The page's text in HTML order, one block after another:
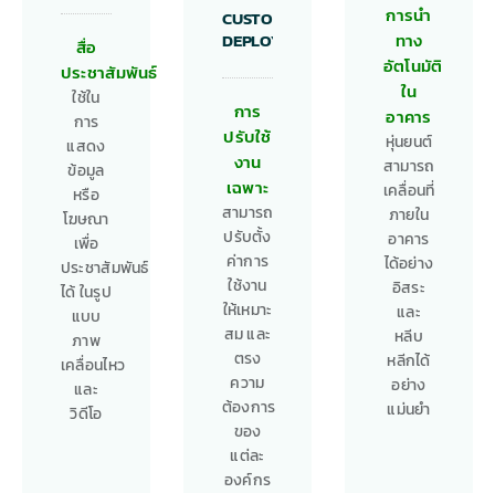
สื่อ
ประชาสัมพันธ์
ใช้ใน
การ
แสดง
ข้อมูล
หรือ
โฆษณา
เพื่อ
ประชาสัมพันธ์
ได้ ในรูป
แบบ
ภาพ
เคลื่อนไหว
และ
วิดีโอ
CUSTOMIZED
DEPLOYMENT
การ
ปรับใช้
งาน
เฉพาะ
สามารถ
ปรับตั้ง
ค่าการ
ใช้งาน
ให้เหมาะ
สม และ
ตรง
ความ
ต้องการ
ของ
แต่ละ
องค์กร
การนำ
ทาง
อัตโนมัติ
ใน
อาคาร
หุ่นยนต์
สามารถ
เคลื่อนที่
ภายใน
อาคาร
ได้อย่าง
อิสระ
และ
หลีบ
หลีกได้
อย่าง
แม่นยำ